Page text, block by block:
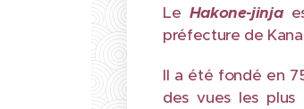
Le Hakone-jinja
préfecture de
Il a été fondé en
des vues les